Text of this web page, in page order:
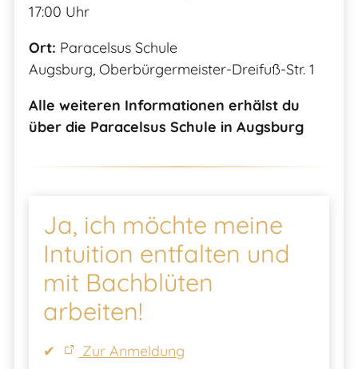
17:00 Uhr
Ort: Paracelsus Schule
Augsburg, Oberbürgermeister-Dreifuß-Str. 1
Alle weiteren Informationen erhälst du
über die Paracelsus Schule in Augsburg
Ja, ich möchte meine
Intuition entfalten und
mit Bachblüten
arbeiten!
Zur Anmeldung